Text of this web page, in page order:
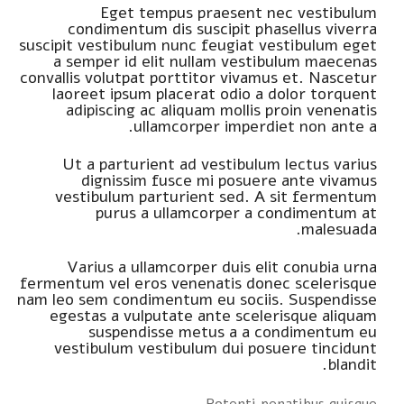
Eget tempus praesent nec vestibulum
condimentum dis suscipit phasellus viverra
suscipit vestibulum nunc feugiat vestibulum eget
a semper id elit nullam vestibulum maecenas
convallis volutpat porttitor vivamus et. Nascetur
laoreet ipsum placerat odio a dolor torquent
adipiscing ac aliquam mollis proin venenatis
ullamcorper imperdiet non ante a.
Ut a parturient ad vestibulum lectus varius
dignissim fusce mi posuere ante vivamus
vestibulum parturient sed. A sit fermentum
purus a ullamcorper a condimentum at
malesuada.
Varius a ullamcorper duis elit conubia urna
fermentum vel eros venenatis donec scelerisque
nam leo sem condimentum eu sociis. Suspendisse
egestas a vulputate ante scelerisque aliquam
suspendisse metus a a condimentum eu
vestibulum vestibulum dui posuere tincidunt
blandit.